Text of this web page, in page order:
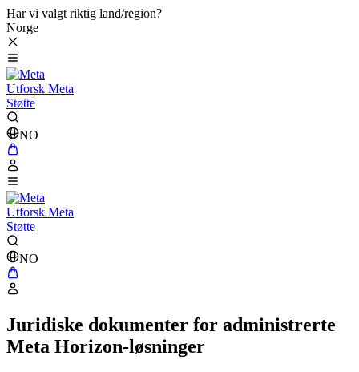
Har vi valgt riktig land/region?
Norge
Utforsk Meta
Støtte
NO
Utforsk Meta
Støtte
NO
Juridiske dokumenter for administrerte
Meta Horizon-løsninger